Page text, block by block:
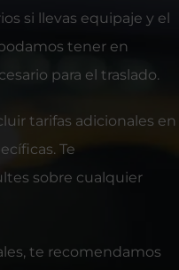
si llevas equipaje y el
tener en
para el traslado.
tarifas adicionales en
Te
sobre cualquier
te recomendamos